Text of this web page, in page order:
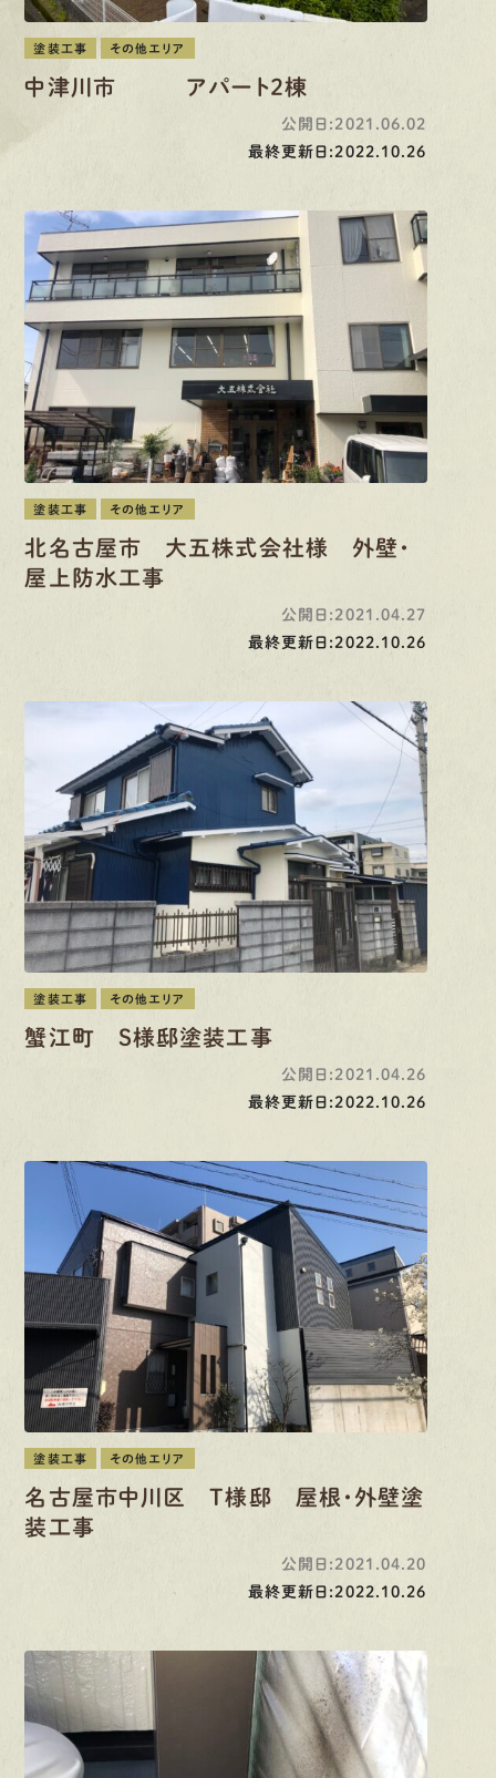
塗装工事 その他エリア
中津川市 アパート２棟
公開日:2021.06.02
最終更新日:2022.10.26
塗装工事 その他エリア
北名古屋市 大五株式会社様 外壁・
屋上防水工事
公開日:2021.04.27
最終更新日:2022.10.26
塗装工事 その他エリア
蟹江町 Ｓ様邸塗装工事
公開日:2021.04.26
最終更新日:2022.10.26
塗装工事 その他エリア
名古屋市中川区 T様邸 屋根・外壁塗
装工事
公開日:2021.04.20
最終更新日:2022.10.26